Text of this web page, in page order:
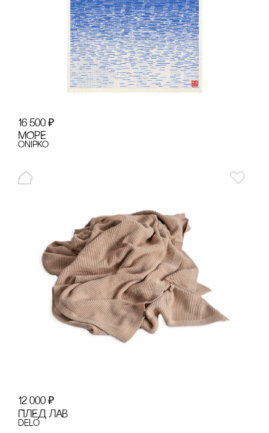
16 500 ₽
МОРЕ
onipko
12 000 ₽
ПЛЕД ЛАВ
Delo